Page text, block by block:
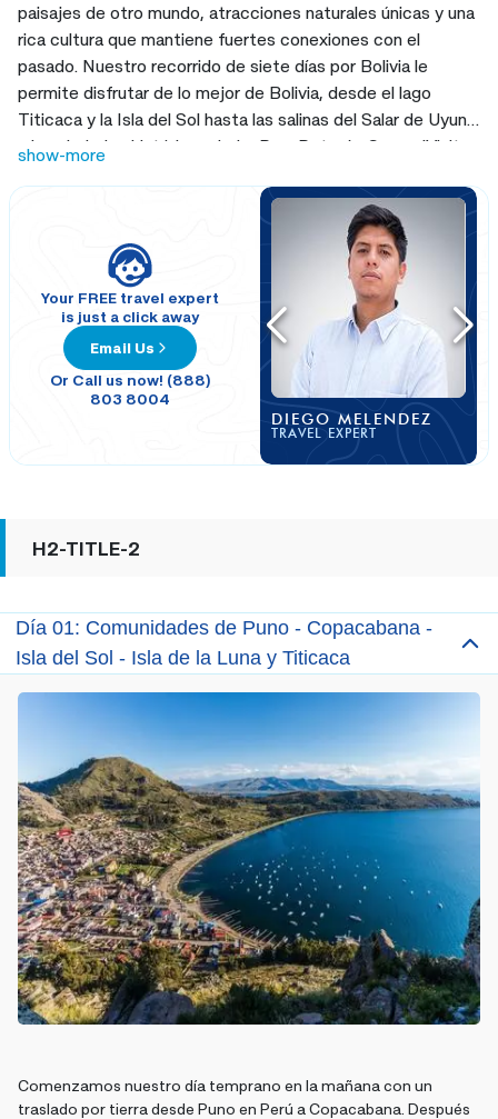
paisajes de otro mundo, atracciones naturales únicas y una
rica cultura que mantiene fuertes conexiones con el
pasado. Nuestro recorrido de siete días por Bolivia le
permite disfrutar de lo mejor de Bolivia, desde el lago
Titicaca y la Isla del Sol hasta las salinas del Salar de Uyuni
y las ciudades históricas de La Paz, Potosí y Sucre. ¡Visite
show-more
Your FREE travel expert
is just a click away
Email Us
Or Call us now! (888)
803 8004
DIEGO MELENDEZ
TRAVEL EXPERT
H2-TITLE-2
Día 01: Comunidades de Puno - Copacabana -
Isla del Sol - Isla de la Luna y Titicaca
Comenzamos nuestro día temprano en la mañana con un
traslado por tierra desde Puno en Perú a Copacabana. Después